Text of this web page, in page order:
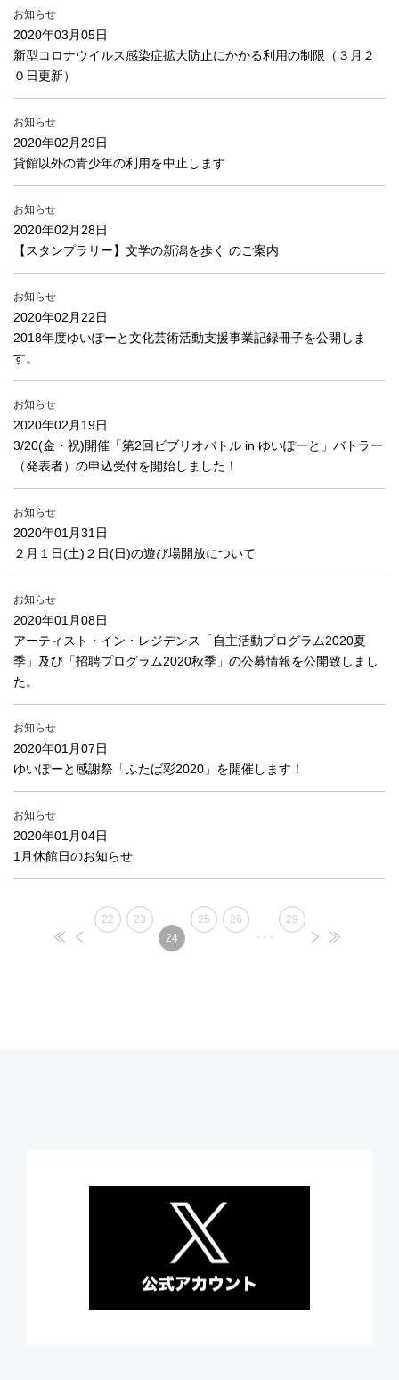
お知らせ
2020年03月05日
新型コロナウイルス感染症拡大防止にかかる利用の制限（３月２
０日更新）
お知らせ
2020年02月29日
貸館以外の青少年の利用を中止します
お知らせ
2020年02月28日
【スタンプラリー】文学の新潟を歩く のご案内
お知らせ
2020年02月22日
2018年度ゆいぽーと文化芸術活動支援事業記録冊子を公開しま
す。
お知らせ
2020年02月19日
3/20(金・祝)開催「第2回ビブリオバトル in ゆいぽーと」バトラー
（発表者）の申込受付を開始しました！
お知らせ
2020年01月31日
２月１日(土)２日(日)の遊び場開放について
お知らせ
2020年01月08日
アーティスト・イン・レジデンス「自主活動プログラム2020夏
季」及び「招聘プログラム2020秋季」の公募情報を公開致しまし
た。
お知らせ
2020年01月07日
ゆいぽーと感謝祭「ふたば彩2020」を開催します！
お知らせ
2020年01月04日
1月休館日のお知らせ
22
23
24
25 26
･･･
29